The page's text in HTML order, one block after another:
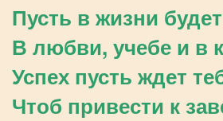
Пусть в жизни
В любви, учебе и в
Успех пусть ждет
Чтоб привести к